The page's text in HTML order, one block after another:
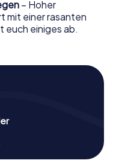
– Hoher
mit einer rasanten
euch einiges ab.